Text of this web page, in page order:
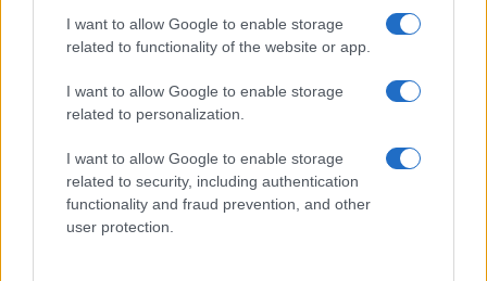
I want to allow Google to enable storage
related to functionality of the website or app.
I want to allow Google to enable storage
related to personalization.
I want to allow Google to enable storage
related to security, including authentication
functionality and fraud prevention, and other
user protection.
Olbia, le previsioni meteo per lunedì 10 agosto
2026
Le ultime offerte di lavoro a Olbia e in Gallura
Cumuli di rifiuti a Santa Teresa Gallura, la
segnalazione dei residenti